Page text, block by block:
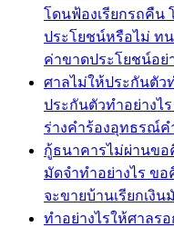
โดนฟ้องเรียกรถคืน
ประโยชน์หรือไม่ ท
ค่าขาดประโยชน์อย่
ศาลไม่ให้ประกันตัว
ประกันตัวทำอย่างไ
ร่างคำร้องอุทธรณ์ค
กู้ธนาคารไม่ผ่านขอ
มัดจำทำอย่างไร ข
จะขายบ้านเรียกเงิ
ทำอย่างไรให้ศาลร